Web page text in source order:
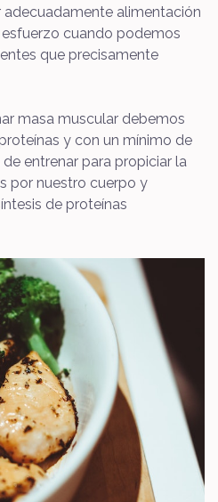
alimentación
cuando podemos
que precisamente
masa muscular debemos
y con un mínimo de
entrenar para propiciar la
por nuestro cuerpo y
de proteínas